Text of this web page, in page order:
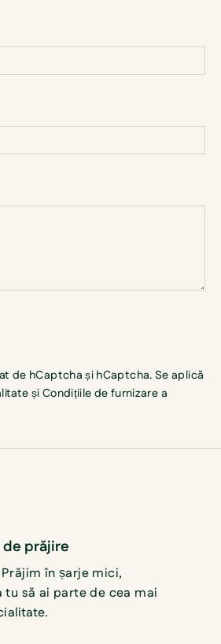
de hCaptcha și hCaptcha. Se aplică
și Condițiile de furnizare a
prăjire
în șarje mici,
tu să ai parte de cea mai